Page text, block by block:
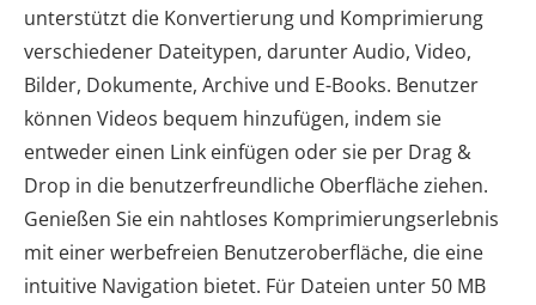
unterstützt die Konvertierung und Komprimierung
verschiedener Dateitypen, darunter Audio, Video,
Bilder, Dokumente, Archive und E-Books. Benutzer
können Videos bequem hinzufügen, indem sie
entweder einen Link einfügen oder sie per Drag &
Drop in die benutzerfreundliche Oberfläche ziehen.
Genießen Sie ein nahtloses Komprimierungserlebnis
mit einer werbefreien Benutzeroberfläche, die eine
intuitive Navigation bietet. Für Dateien unter 50 MB